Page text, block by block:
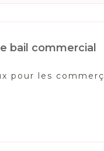
bail commercial
pour les